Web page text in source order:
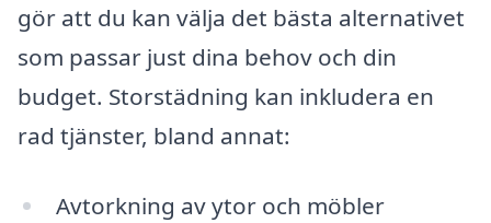
gör att du kan välja det bästa alternativet
som passar just dina behov och din
budget. Storstädning kan inkludera en
rad tjänster, bland annat:
Avtorkning av ytor och möbler